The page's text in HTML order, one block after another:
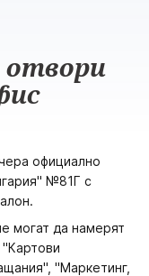
официално
№81Г с
могат да намерят
"Маркетинг,